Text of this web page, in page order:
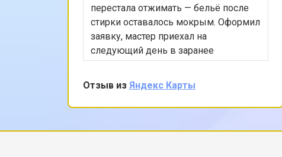
перестала отжимать — бельё после
стирки оставалось мокрым. Оформил
заявку, мастер приехал на
следующий день в заранее
согласованное время. Проверил
насос, режимы программы, снял
заднюю панель и показал, что
ремень частично порвался и
лишних разговоров, после чего
Отзыв из Яндекс Карты